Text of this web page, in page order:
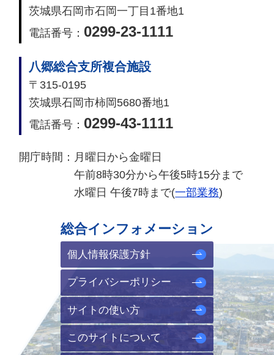
茨城県石岡市石岡一丁目1番地1
電話番号： 0299-23-1111
八郷総合支所複合施設
〒315-0195
茨城県石岡市柿岡5680番地1
電話番号： 0299-43-1111
開庁時間： 月曜日から金曜日
午前8時30分から午後5時15分まで
水曜日 午後7時まで(一部業務)
総合インフォメーション
個人情報保護方針
プライバシーポリシー
サイトの使い方
このサイトについて